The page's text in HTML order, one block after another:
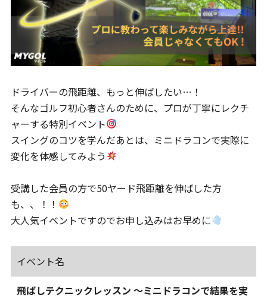
ドライバーの飛距離、もっと伸ばしたい…！
そんなゴルフ初心者さんのために、プロが丁寧にレクチ
ャーする特別イベント
スイングのコツを学んだあとは、ミニドラコンで実際に
変化を体感してみよう
受講した会員の方で50ヤード飛距離を伸ばした方
も、、！！
大人気イベントですのでお申し込みはお早めに
イベント名
飛ばしテクニックレッスン ～ミニドラコンで結果を実